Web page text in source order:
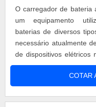
O carregador de bateria
um equipamento
baterias de diversos
necessário atualmente
de dispositivos elétricos
produz Carregador de
grande diferencial dos
tem retificação em onda
COTAR